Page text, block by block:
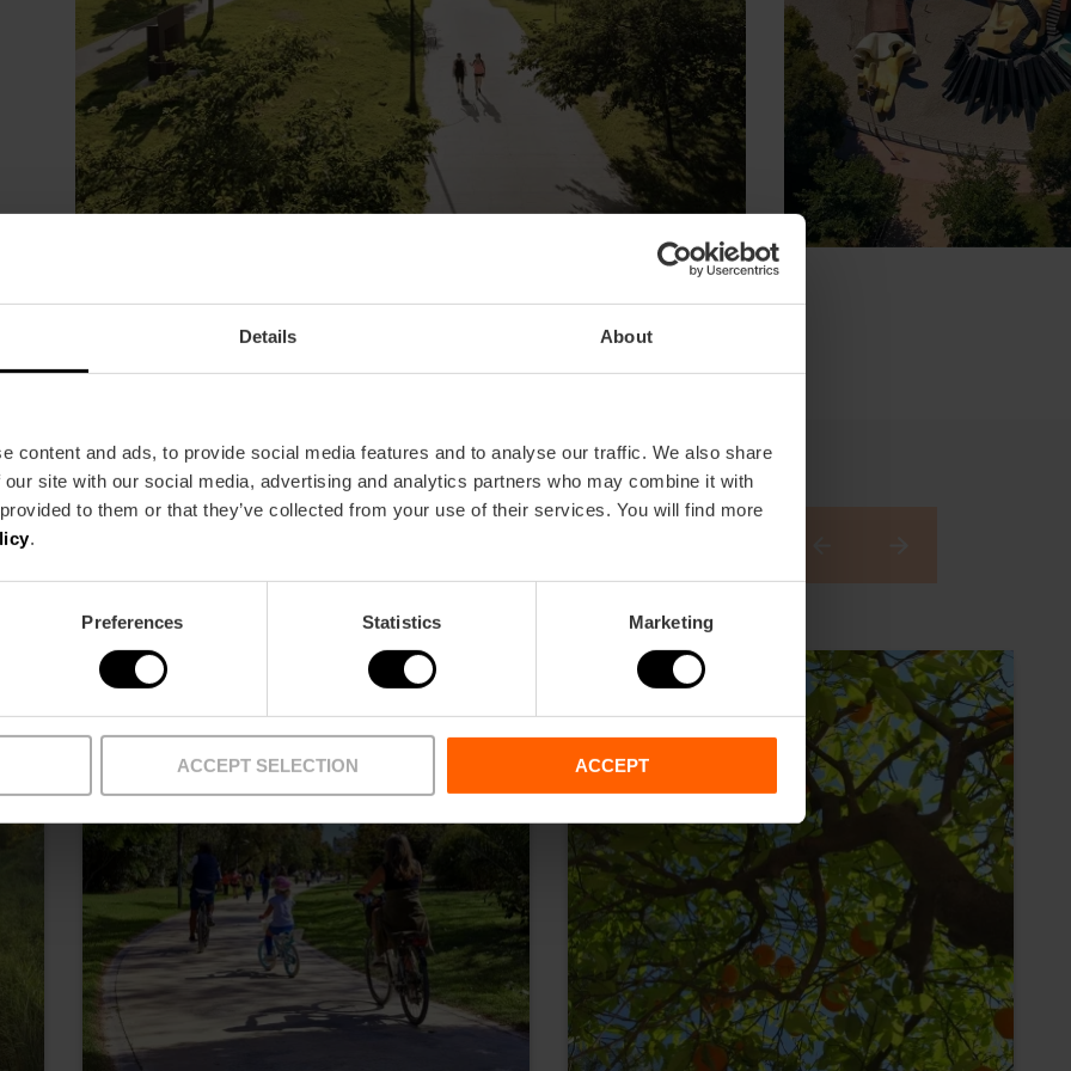
Details About
content and ads, to provide social media features and to analyse our traffic. We also share
site with our social media, advertising and analytics partners who may combine it with
to them or that they’ve collected from your use of their services. You will find more
.
Preferences Statistics Marketing
ACCEPT SELECTION ACCEPT